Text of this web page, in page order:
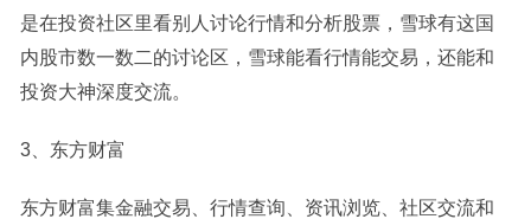
是在投资社区里看别人讨论行情和分析股票，雪球有这国
内股市数一数二的讨论区，雪球能看行情能交易，还能和
投资大神深度交流。
3、东方财富
东方财富集金融交易、行情查询、资讯浏览、社区交流和